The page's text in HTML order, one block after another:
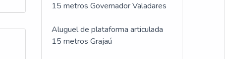
15 metros Governador Valadares
Aluguel de plataforma articulada
15 metros Grajaú